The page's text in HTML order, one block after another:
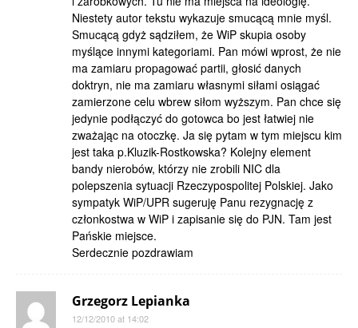
Niestety autor tekstu wykazuje smucącą mnie myśl.
Smucącą gdyż sądziłem, że WiP skupia osoby
myślące innymi kategoriami. Pan mówi wprost, że nie
ma zamiaru propagować partii, głosić danych
doktryn, nie ma zamiaru własnymi siłami osiągać
zamierzone celu wbrew siłom wyższym. Pan chce się
jedynie podłączyć do gotowca bo jest łatwiej nie
zważając na otoczkę. Ja się pytam w tym miejscu kim
jest taka p.Kluzik-Rostkowska? Kolejny element
bandy nierobów, którzy nie zrobili NIC dla
polepszenia sytuacji Rzeczypospolitej Polskiej. Jako
sympatyk WiP/UPR sugeruję Panu rezygnację z
członkostwa w WiP i zapisanie się do PJN. Tam jest
Pańskie miejsce.
Serdecznie pozdrawiam
Grzegorz Lepianka
12/12/2010 at 14:02